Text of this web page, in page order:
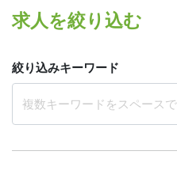
求人を絞り込む
絞り込みキーワード